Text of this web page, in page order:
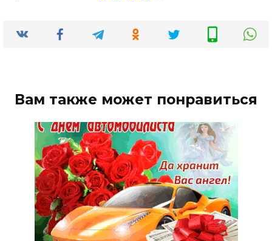
Вам также может понравиться